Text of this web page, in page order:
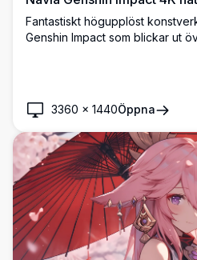
Fantastiskt högupplöst
Genshin Impact som blickar ut
blå kvällshimmel.
3360 × 1440Öppna